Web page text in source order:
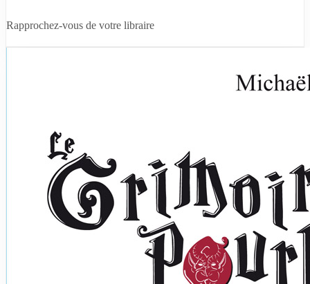
Rapprochez-vous de votre libraire